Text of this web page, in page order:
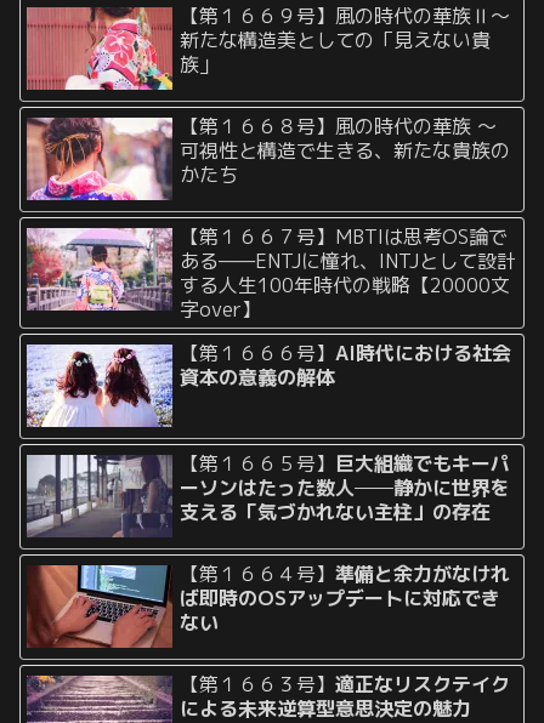
【第１６６９号】風の時代の華族Ⅱ〜
新たな構造美としての「見えない貴
族」
【第１６６８号】風の時代の華族 〜
可視性と構造で生きる、新たな貴族の
かたち
【第１６６７号】MBTIは思考OS論で
ある——ENTJに憧れ、INTJとして設計
する人生100年時代の戦略【20000文
字over】
【第１６６６号】AI時代における社会
資本の意義の解体
【第１６６５号】 巨大組織でもキーパ
ーソンはたった数人──静かに世界を
支える「気づかれない主柱」の存在
【第１６６４号】準備と余力がなけれ
ば即時のOSアップデートに対応でき
ない
【第１６６３号】適正なリスクテイク
による未来逆算型意思決定の魅力